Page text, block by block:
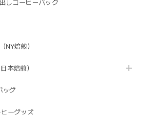
しコーヒーパック
NY焙煎）
本焙煎）
ッグ
ヒーグッズ